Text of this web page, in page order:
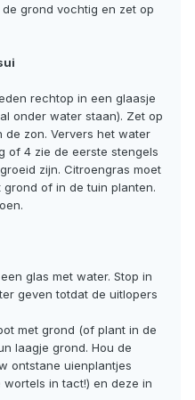
grond vochtig en zet op
rechtop in een glaasje
onder water staan). Zet op
de zon. Ververs het water
of 4 zie de eerste stengels
zijn. Citroengras moet
of in de tuin planten.
glas met water. Stop in
geven totdat de uitlopers
met grond (of plant in de
laagje grond. Hou de
ontstane uienplantjes
in tact!) en deze in